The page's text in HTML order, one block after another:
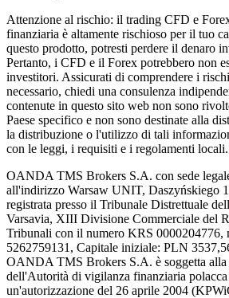
Attenzione al rischio: il trading CFD e
finanziaria è altamente rischioso per il tuo
questo prodotto, potresti perdere il denaro
Pertanto, i CFD e il Forex potrebbero non
investitori. Assicurati di comprendere i
necessario, chiedi una consulenza
contenute in questo sito web non sono
Paese specifico e non sono destinate alla
la distribuzione o l'utilizzo di tali
con le leggi, i requisiti e i regolamenti locali.
OANDA TMS Brokers S.A. con sede
all'indirizzo Warsaw UNIT, Daszyńskiego
registrata presso il Tribunale Distrettuale
Varsavia, XIII Divisione Commerciale del
Tribunali con il numero KRS 0000204776,
5262759131, Capitale iniziale: PLN
OANDA TMS Brokers S.A. è soggetta alla
dell'Autorità di vigilanza finanziaria polacca
un'autorizzazione del 26 aprile 2004